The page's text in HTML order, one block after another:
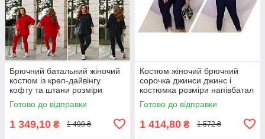
Брючний батальний жіночий
костюм із креп-дайвінгу
кофту та штани розміри
батал
Готово до відправки
1 349,10 ₴ 1 499 ₴
Костюм жіночий брючний
сорочка джинси джинс і
костюмка розміри напівбатал
та батал
Готово до відправки
1 414,80 ₴ 1 572 ₴